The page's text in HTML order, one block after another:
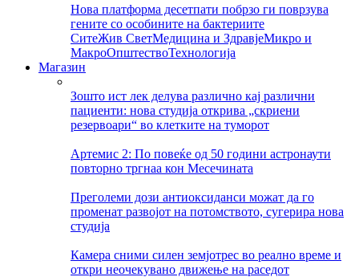
Нова платформа десетпати побрзо ги поврзува
гените со особините на бактериите
СитеЖив СветМедицина и ЗдравјеМикро и
МакроОпштествоТехнологија
Магазин
Зошто ист лек делува различно кај различни
пациенти: нова студија открива „скриени
резервоари“ во клетките на туморот
Артемис 2: По повеќе од 50 години астронаути
повторно тргнаа кон Месечината
Преголеми дози антиоксиданси можат да го
променат развојот на потомството, сугерира нова
студија
Камера сними силен земјотрес во реално време и
откри неочекувано движење на раседот